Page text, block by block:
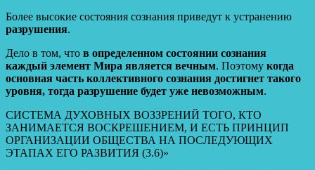
Более высокие состояния сознания приведут к устранению
разрушения.
Дело в том, что в определенном состоянии сознания
каждый элемент Мира является вечным. Поэтому когда
основная часть коллективного сознания достигнет такого
уровня, тогда разрушение будет уже невозможным.
СИСТЕМА ДУХОВНЫХ ВОЗЗРЕНИЙ ТОГО, КТО
ЗАНИМАЕТСЯ ВОСКРЕШЕНИЕМ, И ЕСТЬ ПРИНЦИП
ОРГАНИЗАЦИИ ОБЩЕСТВА НА ПОСЛЕДУЮЩИХ
ЭТАПАХ ЕГО РАЗВИТИЯ (3.6)»